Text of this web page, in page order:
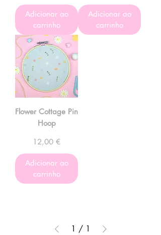
Adicionar ao
carrinho
Adicionar ao
carrinho
Flower Cottage Pin
Hoop
Preço
12,00 €
Adicionar ao
carrinho
1 / 1